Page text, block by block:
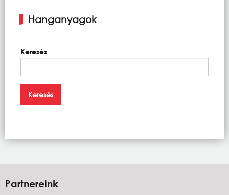
Hanganyagok
Keresés
Partnereink